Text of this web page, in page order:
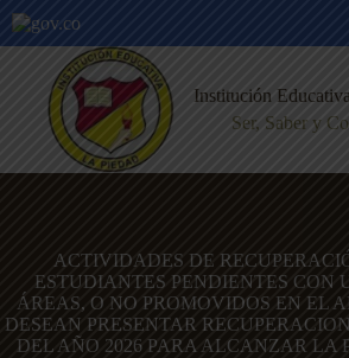
contenido
Institución
Ser, Saber y
ACTIVIDADES DE
ESTUDIANTES PENDIENTES CON
ÁREAS, O NO PROMOVIDOS EN EL
DESEAN PRESENTAR
DEL AÑO 2026 PARA ALCANZAR LA